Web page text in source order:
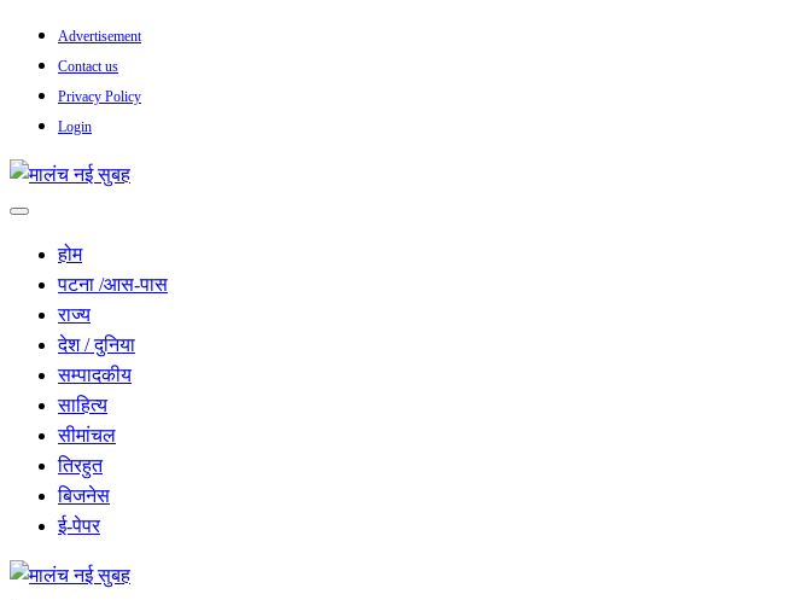
Skip
content
Advertisement
Contact us
Privacy Policy
Login
मालंच नई सुबह
होम
पटना /आस-पास
राज्य
देश / दुनिया
सम्पादकीय
साहित्य
सीमांचल
तिरहुत
बिजनेस
ई-पेपर